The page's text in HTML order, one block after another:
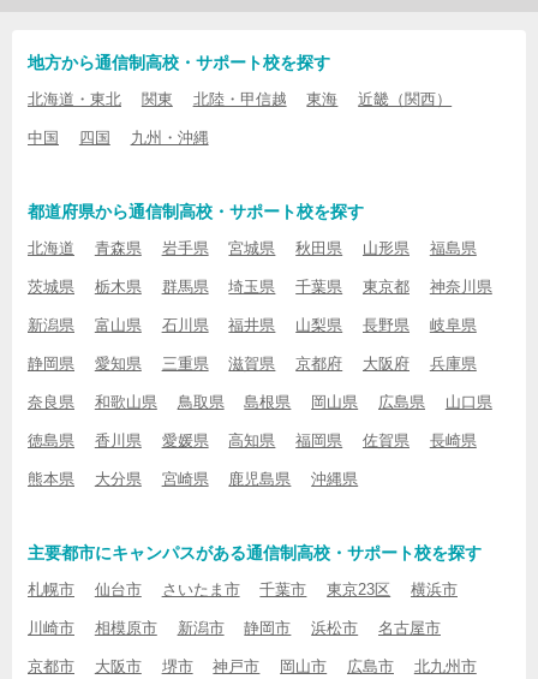
地方から通信制高校・サポート校を探す
北海道・東北 関東 北陸・甲信越 東海 近畿（関西）
中国 四国 九州・沖縄
都道府県から通信制高校・サポート校を探す
北海道 青森県 岩手県 宮城県 秋田県 山形県 福島県
茨城県 栃木県 群馬県 埼玉県 千葉県 東京都 神奈川県
新潟県 富山県 石川県 福井県 山梨県 長野県 岐阜県
静岡県 愛知県 三重県 滋賀県 京都府 大阪府 兵庫県
奈良県 和歌山県 鳥取県 島根県 岡山県 広島県 山口県
徳島県 香川県 愛媛県 高知県 福岡県 佐賀県 長崎県
熊本県 大分県 宮崎県 鹿児島県 沖縄県
主要都市にキャンパスがある通信制高校・サポート校を探す
札幌市 仙台市 さいたま市 千葉市 東京23区 横浜市
川崎市 相模原市 新潟市 静岡市 浜松市 名古屋市
京都市 大阪市 堺市 神戸市 岡山市 広島市 北九州市